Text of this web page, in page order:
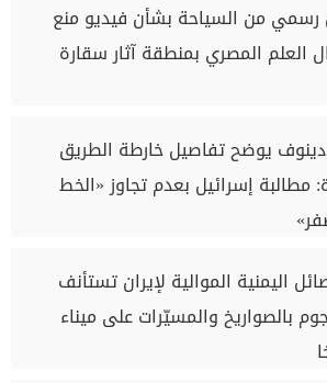
رسمي من السياحة بشأن فيديو منع
العلم المصري بمنطقة آثار سقارة
يوضح تفاصيل خارطة الطريق
مطالبة إسرائيل بعدم تجاوز «الخط
اليمنية الموالية لإيران تستأنف
بالصواريخ والمسيّرات على ميناء